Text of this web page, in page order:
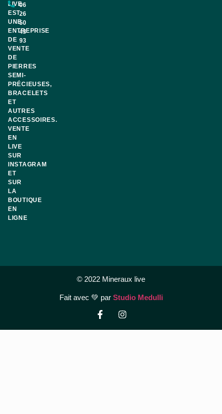
LIVE
EST
UNE
ENTREPRISE
DE
VENTE
DE
PIERRES
SEMI-
PRÉCIEUSES,
BRACELETS
ET
AUTRES
ACCESSOIRES.
VENTE
EN
LIVE
SUR
INSTAGRAM
ET
SUR
LA
BOUTIQUE
EN
LIGNE
06
26
50
43
93
© 2022 Mineraux live
Fait avec 💚 par Studio Medulli